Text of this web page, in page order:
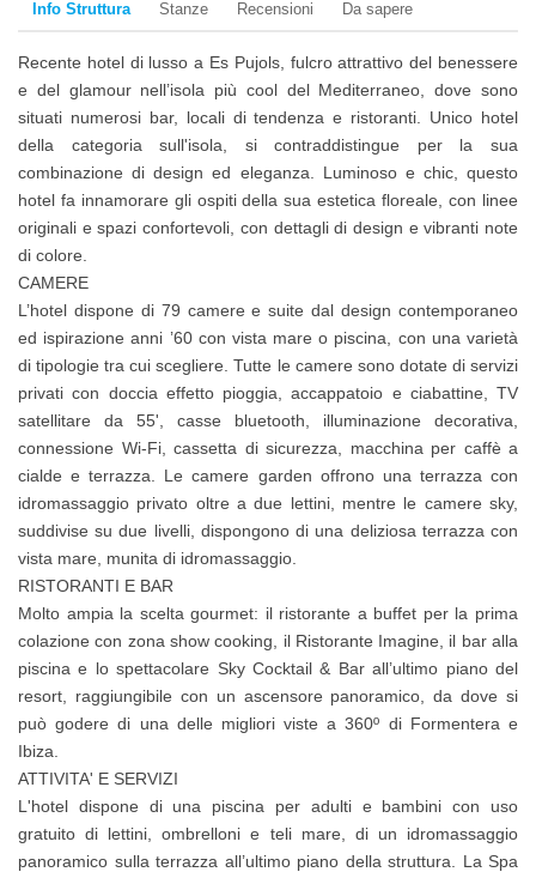
Info Struttura Stanze Recensioni Da sapere
Recente hotel di lusso a Es Pujols, fulcro attrattivo del benessere
e del glamour nell’isola più cool del Mediterraneo, dove sono
situati numerosi bar, locali di tendenza e ristoranti. Unico hotel
della categoria sull'isola, si contraddistingue per la sua
combinazione di design ed eleganza. Luminoso e chic, questo
hotel fa innamorare gli ospiti della sua estetica floreale, con linee
originali e spazi confortevoli, con dettagli di design e vibranti note
di colore.
CAMERE
L’hotel dispone di 79 camere e suite dal design contemporaneo
ed ispirazione anni ’60 con vista mare o piscina, con una varietà
di tipologie tra cui scegliere. Tutte le camere sono dotate di servizi
privati con doccia effetto pioggia, accappatoio e ciabattine, TV
satellitare da 55', casse bluetooth, illuminazione decorativa,
connessione Wi-Fi, cassetta di sicurezza, macchina per caffè a
cialde e terrazza. Le camere garden offrono una terrazza con
idromassaggio privato oltre a due lettini, mentre le camere sky,
suddivise su due livelli, dispongono di una deliziosa terrazza con
vista mare, munita di idromassaggio.
RISTORANTI E BAR
Molto ampia la scelta gourmet: il ristorante a buffet per la prima
colazione con zona show cooking, il Ristorante Imagine, il bar alla
piscina e lo spettacolare Sky Cocktail & Bar all’ultimo piano del
resort, raggiungibile con un ascensore panoramico, da dove si
può godere di una delle migliori viste a 360º di Formentera e
Ibiza.
ATTIVITA' E SERVIZI
L'hotel dispone di una piscina per adulti e bambini con uso
gratuito di lettini, ombrelloni e teli mare, di un idromassaggio
panoramico sulla terrazza all’ultimo piano della struttura. La Spa